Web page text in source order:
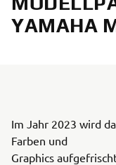
YAMAHA
Im Jahr 2023 wird
Farben und
Graphics